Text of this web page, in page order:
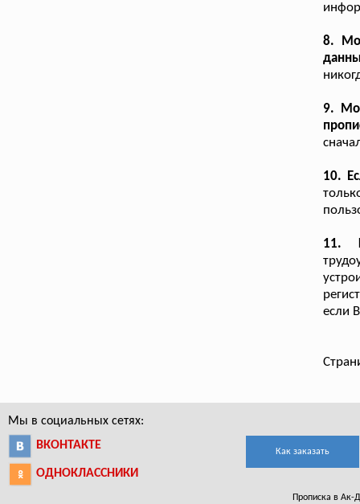
8.
9.
10.
11.
если
Мы в социальных сетях:
ВКОНТАКТЕ
ОДНОКЛАССНИКИ
Как заказать
Прописка в Ак-